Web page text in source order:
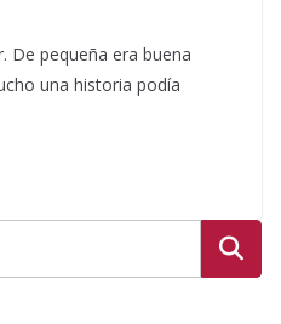
De pequeña era buena
una historia podía